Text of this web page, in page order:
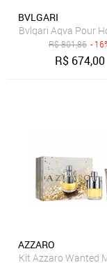
BVLGARI
Bvlgari Aqva Pour
R$801,86 -
R$ 674,00
AZZARO
Kit Azzaro Wanted